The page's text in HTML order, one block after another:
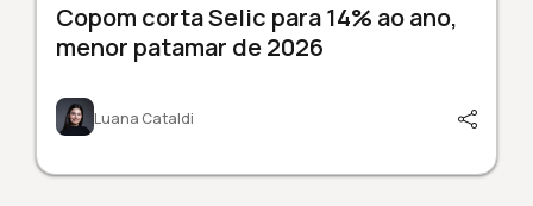
Copom corta Selic para 14% ao ano,
menor patamar de 2026
Luana Cataldi